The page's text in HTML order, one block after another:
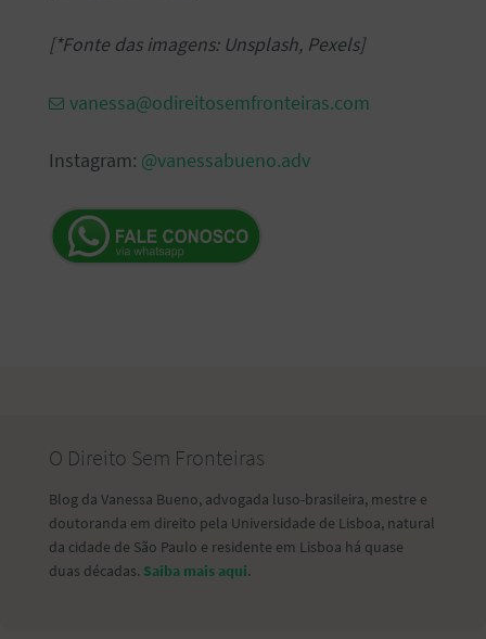
[*Fonte das imagens: Unsplash, Pexels]
vanessa@odireitosemfronteiras.com
Instagram: @vanessabueno.adv
O Direito Sem Fronteiras
Blog da Vanessa Bueno, advogada luso-brasileira, mestre e
doutoranda em direito pela Universidade de Lisboa, natural
da cidade de São Paulo e residente em Lisboa há quase
duas décadas. Saiba mais aqui.